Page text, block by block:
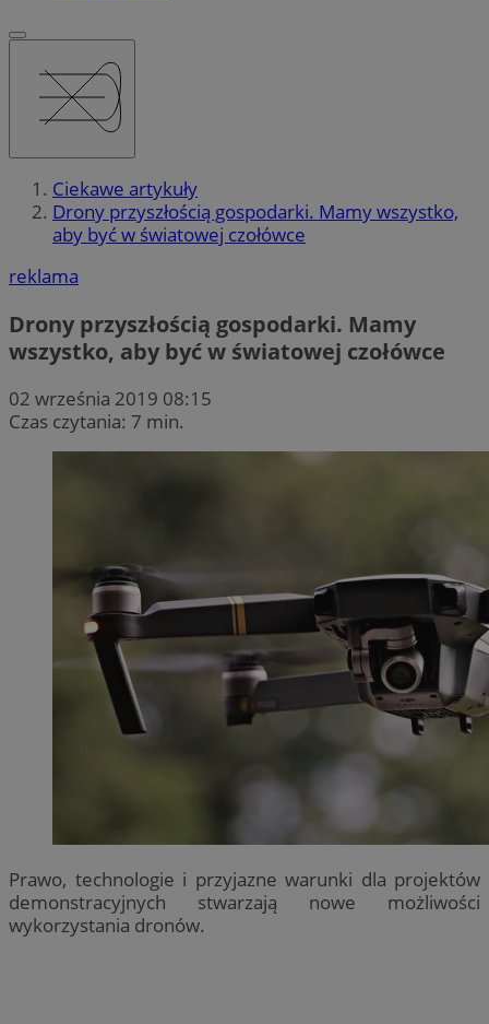
Ciekawe artykuły
Drony przyszłością gospodarki. Mamy wszystko,
aby być w światowej czołówce
reklama
Drony przyszłością gospodarki. Mamy
wszystko, aby być w światowej czołówce
02 września 2019 08:15
Czas czytania: 7 min.
Prawo, technologie i przyjazne warunki dla projektów
demonstracyjnych stwarzają nowe możliwości
wykorzystania dronów.